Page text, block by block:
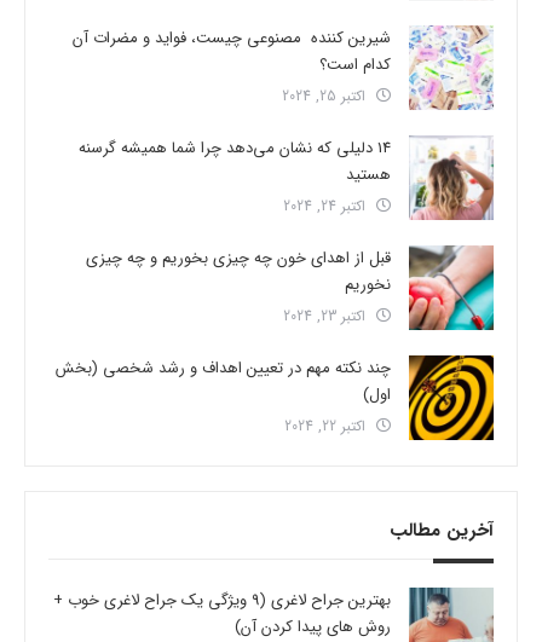
شیرین کننده مصنوعی چیست، فواید و مضرات آن
کدام است؟
اکتبر 25, 2024
14 دلیلی که نشان می‌دهد چرا شما همیشه گرسنه
هستید
اکتبر 24, 2024
قبل از اهدای خون چه چیزی بخوریم و چه چیزی
نخوریم
اکتبر 23, 2024
چند نکته مهم در تعیین اهداف و رشد شخصی (بخش
اول)
اکتبر 22, 2024
آخرین مطالب
بهترین جراح لاغری (9 ویژگی یک جراح لاغری خوب +
روش های پیدا کردن آن)